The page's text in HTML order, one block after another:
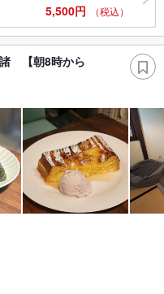
5,500円 （税込）
【朝8時から